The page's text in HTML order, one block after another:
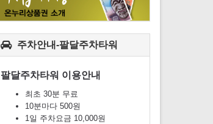
주차안내-팔달주차타워
팔달주차타워 이용안내
최초 30분 무료
10분마다 500원
1일 주차요금 10,000원